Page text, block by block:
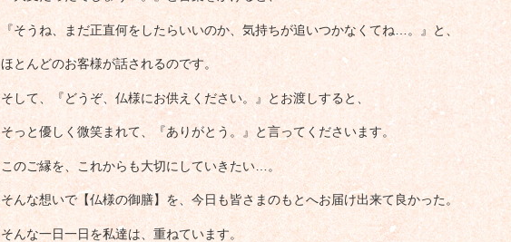
『そうね、まだ正直何をしたらいいのか、気持ちが追いつかなくてね…。』と、
ほとんどのお客様が話されるのです。
そして、『どうぞ、仏様にお供えください。』とお渡しすると、
そっと優しく微笑まれて、『ありがとう。』と言ってくださいます。
このご縁を、これからも大切にしていきたい…。
そんな想いで【仏様の御膳】を、今日も皆さまのもとへお届け出来て良かった。
そんな一日一日を私達は、重ねています。